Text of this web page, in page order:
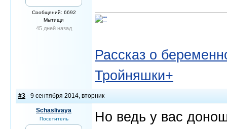
Сообщений: 6692
Мытищи
45 дней назад
Рассказ о
Тройняшки+
#3 - 9 сентября 2014, вторник
Schaslivaya
Посетитель
Но ведь у вас